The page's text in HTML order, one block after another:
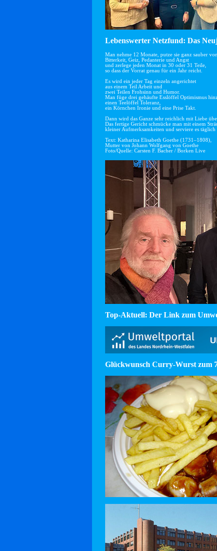
Lebenswerter Netzfund: Das
Man nehme 12 Monate, putze sie ganz sauber
Bitterkeit, Geiz, Pedanterie und Angst
und zerlege jeden Monat in 30 oder 31 Teile,
so dass der Vorrat genau für ein Jahr reicht.
Es wird ein jeder Tag einzeln angerichtet
aus einem Teil Arbeit und
zwei Teilen Frohsinn und Humor.
Man füge drei gehäufte Esslöffel Optimismus
einen Teelöffel Toleranz,
ein Körnchen Ironie und eine Prise Takt.
Dann wird das Ganze sehr reichlich mit Liebe
Das fertige Gericht schmücke man mit einem
kleiner Aufmerksamkeiten und serviere es
Text: Katharina Elisabeth Goethe (1731–1808),
Mutter von Johann Wolfgang von Goethe
Foto/Quelle: Carsten F. Bacher / Borken Live
Top-Aktuell: Der Link zum
Glückwunsch Curry-Wurst zum